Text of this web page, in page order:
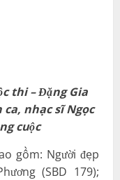
thi – Đặng Gia
ca, nhạc sĩ Ngọc
cuộc
gồm: Người đẹp
(SBD 179);